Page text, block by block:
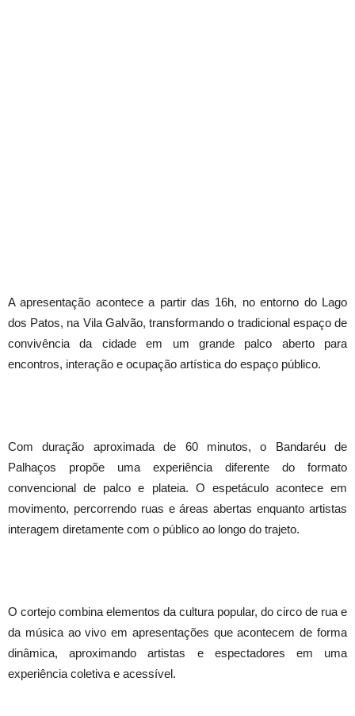
A apresentação acontece a partir das 16h, no entorno do Lago
dos Patos, na Vila Galvão, transformando o tradicional espaço de
convivência da cidade em um grande palco aberto para
encontros, interação e ocupação artística do espaço público.
Com duração aproximada de 60 minutos, o Bandaréu de
Palhaços propõe uma experiência diferente do formato
convencional de palco e plateia. O espetáculo acontece em
movimento, percorrendo ruas e áreas abertas enquanto artistas
interagem diretamente com o público ao longo do trajeto.
O cortejo combina elementos da cultura popular, do circo de rua e
da música ao vivo em apresentações que acontecem de forma
dinâmica, aproximando artistas e espectadores em uma
experiência coletiva e acessível.